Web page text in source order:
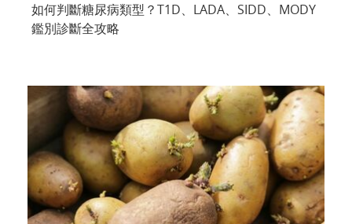
如何判斷糖尿病類型？T1D、LADA、SIDD、MODY
鑑別診斷全攻略